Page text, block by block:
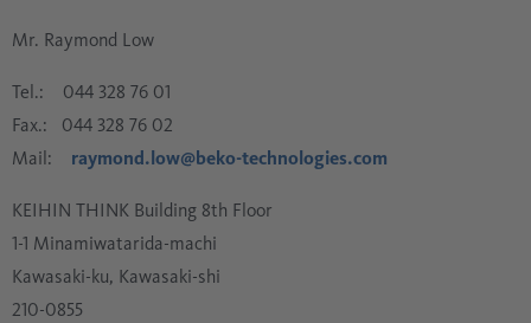
Mr. Raymond Low
Tel.: 044 328 76 01
Fax.: 044 328 76 02
Mail: raymond.low@beko-technologies.com
KEIHIN THINK Building 8th Floor
1-1 Minamiwatarida-machi
Kawasaki-ku, Kawasaki-shi
210-0855